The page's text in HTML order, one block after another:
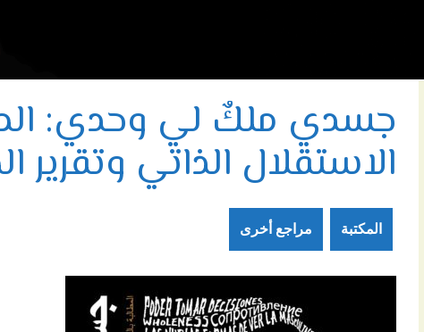
جسدي ملكٌ لي وحدي:
الاستقلال الذاتي وتقرير
المكتبة مراجع أخرى